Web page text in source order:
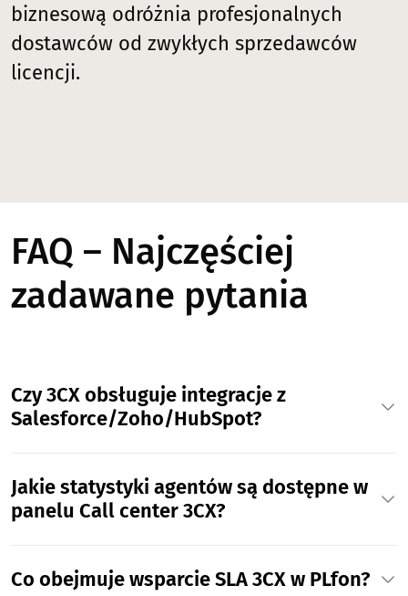
biznesową odróżnia profesjonalnych
dostawców od zwykłych sprzedawców
licencji.
FAQ – Najczęściej
zadawane pytania
Czy 3CX obsługuje integracje z
Salesforce/Zoho/HubSpot?
Jakie statystyki agentów są dostępne w
panelu Call center 3CX?
Co obejmuje wsparcie SLA 3CX w PLfon?